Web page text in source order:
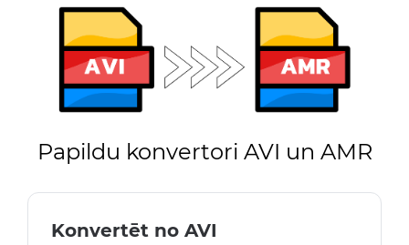
Papildu konvertori AVI un AMR
Konvertēt no AVI